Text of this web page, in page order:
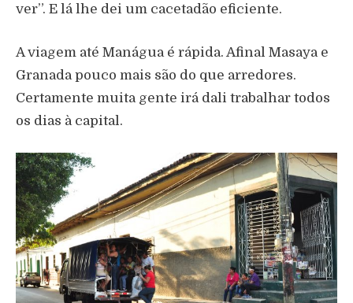
ver”. E lá lhe dei um cacetadão eficiente.
A viagem até Manágua é rápida. Afinal Masaya e
Granada pouco mais são do que arredores.
Certamente muita gente irá dali trabalhar todos
os dias à capital.